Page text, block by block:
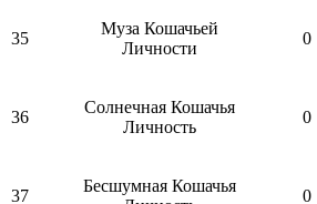
35
Муза Кошачьей
Личности
0
36
Солнечная Кошачья
Личность
0
37
Бесшумная Кошачья
0